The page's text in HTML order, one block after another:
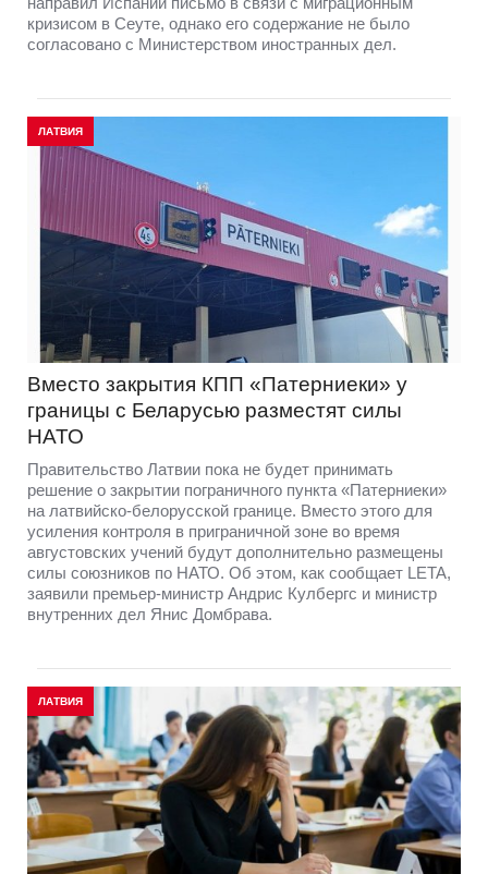
кризисом в Сеуте, однако его содержание не было
согласовано с Министерством иностранных дел.
ЛАТВИЯ
Вместо закрытия КПП «Патерниеки» у
границы с Беларусью разместят силы
НАТО
Правительство Латвии пока не будет принимать
решение о закрытии пограничного пункта «Патерниеки»
на латвийско-белорусской границе. Вместо этого для
усиления контроля в приграничной зоне во время
августовских учений будут дополнительно размещены
силы союзников по НАТО. Об этом, как сообщает LETA,
заявили премьер-министр Андрис Кулбергс и министр
внутренних дел Янис Домбрава.
ЛАТВИЯ